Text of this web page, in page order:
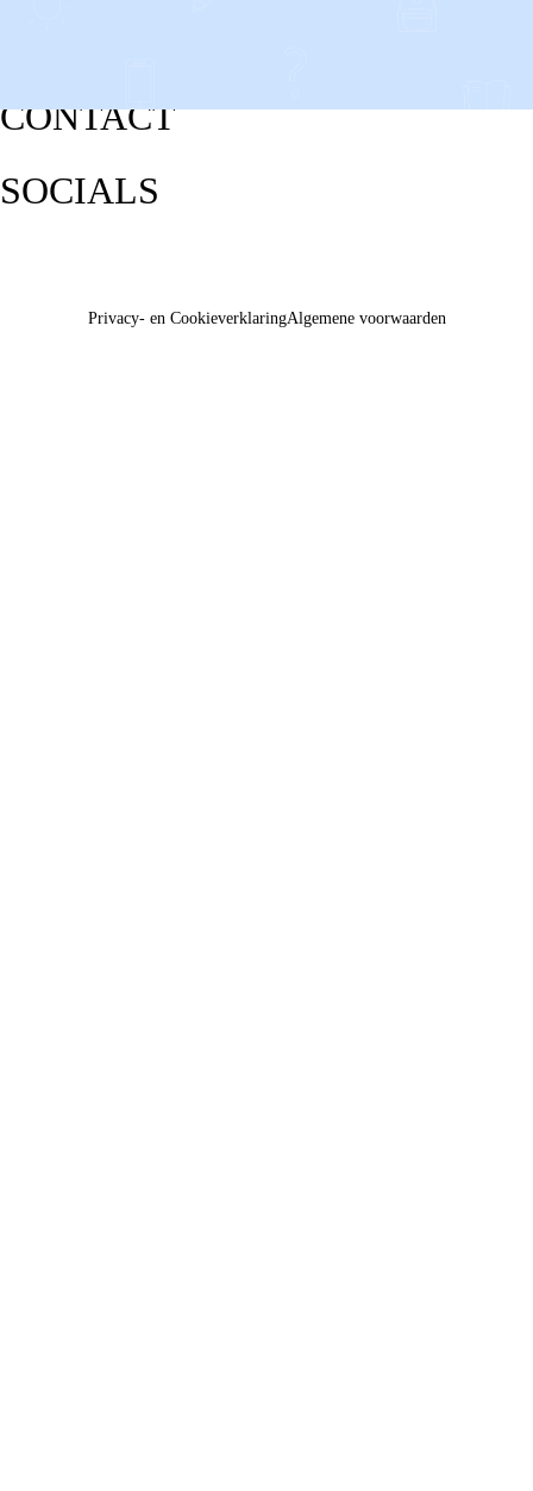
CONTACT
SOCIALS
Privacy- en CookieverklaringAlgemene voorwaarden